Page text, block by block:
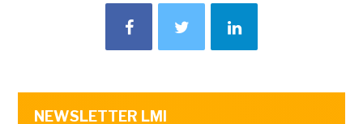
NEWSLETTER LMI